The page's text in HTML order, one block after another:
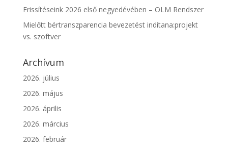
Frissítéseink 2026 első negyedévében – OLM Rendszer
Mielőtt bértranszparencia bevezetést indítana:projekt
vs. szoftver
Archívum
2026. július
2026. május
2026. április
2026. március
2026. február